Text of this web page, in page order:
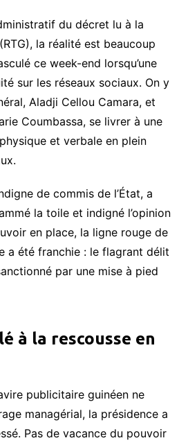
du décret lu à la
la réalité est beaucoup
ce week-end lorsqu’une
sur les réseaux sociaux. On y
Aladji Cellou Camara, et
Coumbassa, se livrer à une
et verbale en plein
de commis de l’État, a
la toile et indigné l’opinion
en place, la ligne rouge de
a été franchie : le flagrant délit
par une mise à pied
à la rescousse en
publicitaire guinéen ne
managérial, la présidence a
Pas de vacance du pouvoir